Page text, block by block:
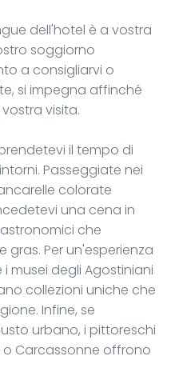
dell'hotel è a vostra
soggiorno
a consigliarvi o
si impegna affinché
visita.
il tempo di
Passeggiate nei
colorate
una cena in
che
Per un'esperienza
musei degli Agostiniani
collezioni uniche che
Infine, se
urbano, i pittoreschi
Carcassonne offrono